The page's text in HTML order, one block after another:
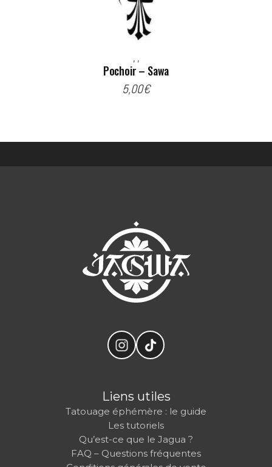
, ,
Pochoir – Sawa
5,00€
Liens utiles
Tatouage éphémère : le guide
Les tutoriels
Qu’est-ce que le Jagua ?
FAQ – Questions fréquentes